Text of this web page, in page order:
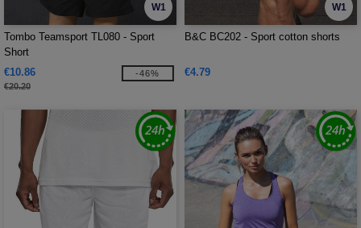
W1
Tombo Teamsport TL080 - Sport
Short
€10.86
€20.20
-46%
W1
B&C BC202 - Sport cotton shorts
€4.79